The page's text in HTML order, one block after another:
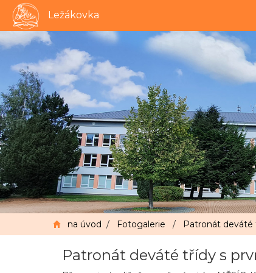
Ležákovka
na úvod / Fotogalerie / Patronát deváté
Patronát deváté třídy s